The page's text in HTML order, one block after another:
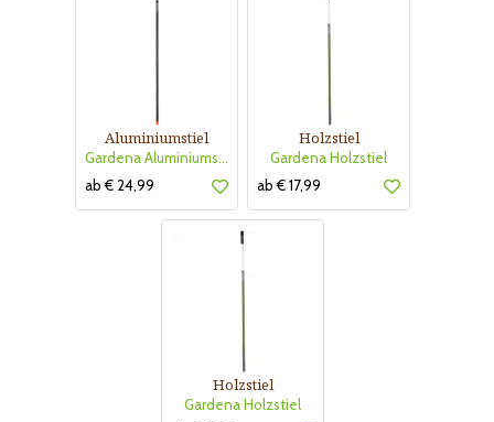
Aluminiumstiel
Gardena Aluminiumstiel
ab € 24,99
Holzstiel
Gardena Holzstiel
ab € 17,99
Holzstiel
Gardena Holzstiel